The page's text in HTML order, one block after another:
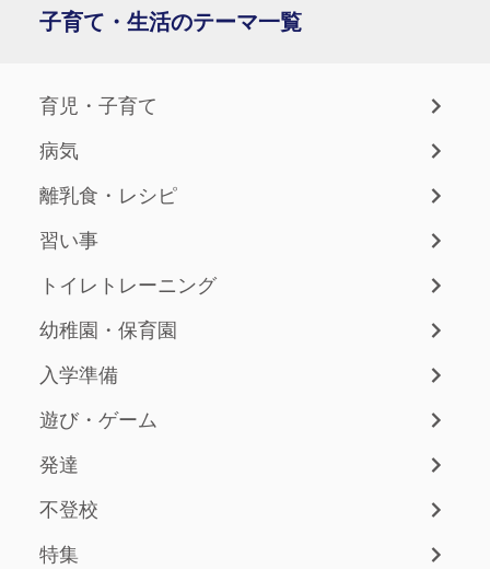
子育て・生活のテーマ一覧
育児・子育て
病気
離乳食・レシピ
習い事
トイレトレーニング
幼稚園・保育園
入学準備
遊び・ゲーム
発達
不登校
特集